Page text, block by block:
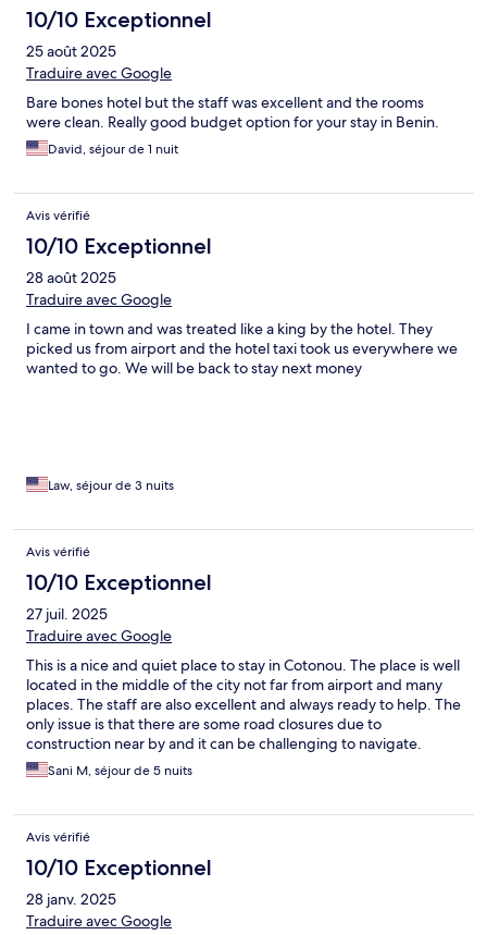
10/10 Exceptionnel
25 août 2025
Traduire avec Google
Bare bones hotel but the staff was excellent and the rooms
were clean. Really good budget option for your stay in Benin.
David, séjour de 1 nuit
Avis vérifié
10/10 Exceptionnel
28 août 2025
Traduire avec Google
I came in town and was treated like a king by the hotel. They
picked us from airport and the hotel taxi took us everywhere we
wanted to go. We will be back to stay next money
Law, séjour de 3 nuits
Avis vérifié
10/10 Exceptionnel
27 juil. 2025
Traduire avec Google
This is a nice and quiet place to stay in Cotonou. The place is well
located in the middle of the city not far from airport and many
places. The staff are also excellent and always ready to help. The
only issue is that there are some road closures due to
construction near by and it can be challenging to navigate.
Sani M, séjour de 5 nuits
Avis vérifié
10/10 Exceptionnel
28 janv. 2025
Traduire avec Google